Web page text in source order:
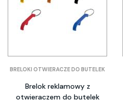
BRELOKI OTWIERACZE DO BUTELEK
Brelok reklamowy z
otwieraczem do butelek